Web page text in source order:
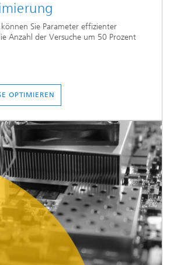
können Sie Parameter effizienter
Anzahl der Versuche um 50 Prozent
OPTIMIEREN